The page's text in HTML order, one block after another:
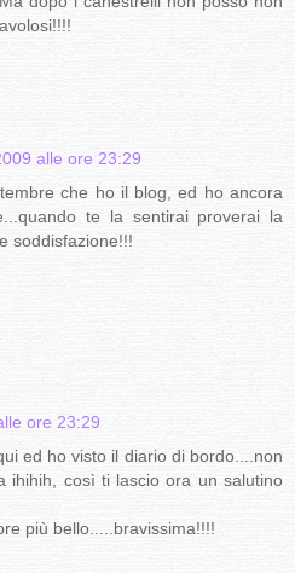
alle ore 23:29
che ho il blog, ed ho ancora
te la sentirai proverai la
soddisfazione!!!
ore 23:29
ed ho visto il diario di bordo....non
ihihih, così ti lascio ora un salutino
più bello.....bravissima!!!!